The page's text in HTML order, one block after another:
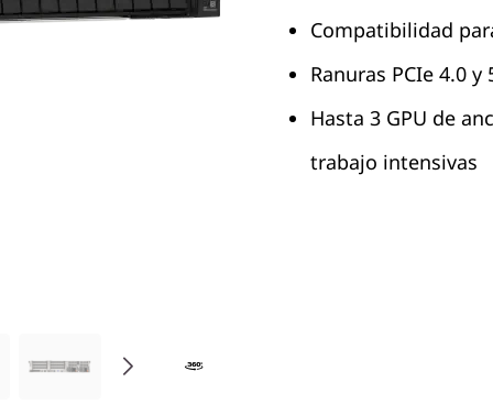
Compatibilidad
Ranuras PCIe 4.0
Hasta 3 GPU de
trabajo intensivas